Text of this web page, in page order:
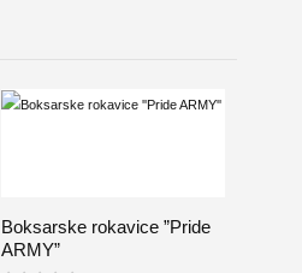
Boksarske rokavice ”Pride
ARMY”